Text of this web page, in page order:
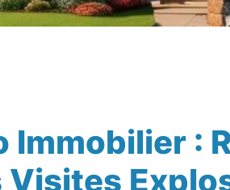
Immobilier :